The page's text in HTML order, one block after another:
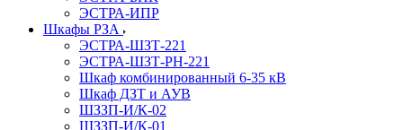
ЭСТРА-ИПР
Шкафы РЗА
ЭСТРА-ШЗТ-221
ЭСТРА-ШЗТ-РН-221
Шкаф комбинированный 6-35 кВ
Шкаф ДЗТ и АУВ
ШЗЗП-И/К-02
ШЗЗП-И/К-01